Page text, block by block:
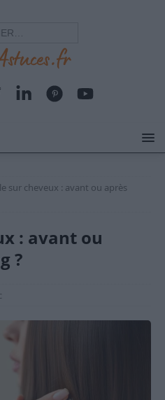
sur cheveux : avant ou après
: avant ou
?